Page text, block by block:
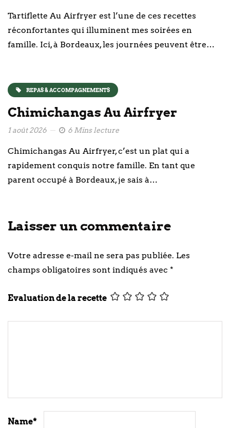
Tartiflette Au Airfryer est l’une de ces recettes
réconfortantes qui illuminent mes soirées en
famille. Ici, à Bordeaux, les journées peuvent être…
REPAS & ACCOMPAGNEMENTS
Chimichangas Au Airfryer
1 août 2026 6 Mins lecture
Chimichangas Au Airfryer, c’est un plat qui a
rapidement conquis notre famille. En tant que
parent occupé à Bordeaux, je sais à…
Laisser un commentaire
Votre adresse e-mail ne sera pas publiée. Les
champs obligatoires sont indiqués avec *
Evaluation de la recette
Name*